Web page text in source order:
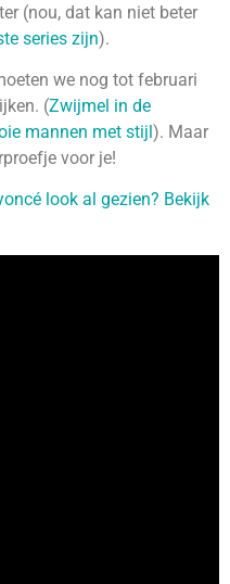
(nou, dat kan niet beter
series zijn).
we nog tot februari
(Zwijmel in de
mannen met stijl). Maar
voor je!
look al gezien? Bekijk